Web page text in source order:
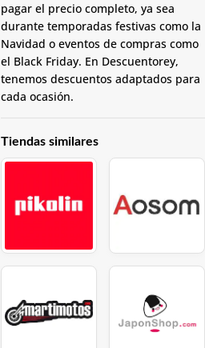
pagar el precio completo, ya sea
durante temporadas festivas como la
Navidad o eventos de compras como
el Black Friday. En Descuentorey,
tenemos descuentos adaptados para
cada ocasión.
Tiendas similares